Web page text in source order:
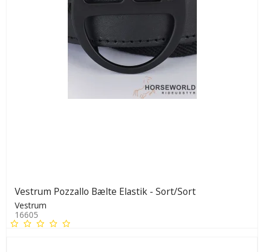
Vestrum Pozzallo Bælte Elastik - Sort/Sort
Vestrum
16605